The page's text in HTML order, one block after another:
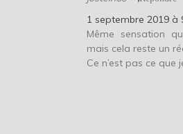
1 septembre 2019 à
Même sensation
mais cela reste un
Ce n’est pas ce que